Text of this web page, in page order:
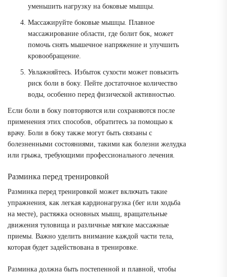
уменьшить нагрузку на боковые мышцы.
Массажируйте боковые мышцы. Плавное
массажирование области, где болит бок, может
помочь снять мышечное напряжение и улучшить
кровообращение.
Увлажняйтесь. Избыток сухости может повысить
риск боли в боку. Пейте достаточное количество
воды, особенно перед физической активностью.
Если боли в боку повторяются или сохраняются после
применения этих способов, обратитесь за помощью к
врачу. Боли в боку также могут быть связаны с
болезненными состояниями, такими как болезни желудка
или грыжа, требующими профессионального лечения.
Разминка перед тренировкой
Разминка перед тренировкой может включать такие
упражнения, как легкая кардионагрузка (бег или ходьба
на месте), растяжка основных мышц, вращательные
движения туловища и различные мягкие массажные
приемы. Важно уделить внимание каждой части тела,
которая будет задействована в тренировке.
Разминка должна быть постепенной и плавной, чтобы